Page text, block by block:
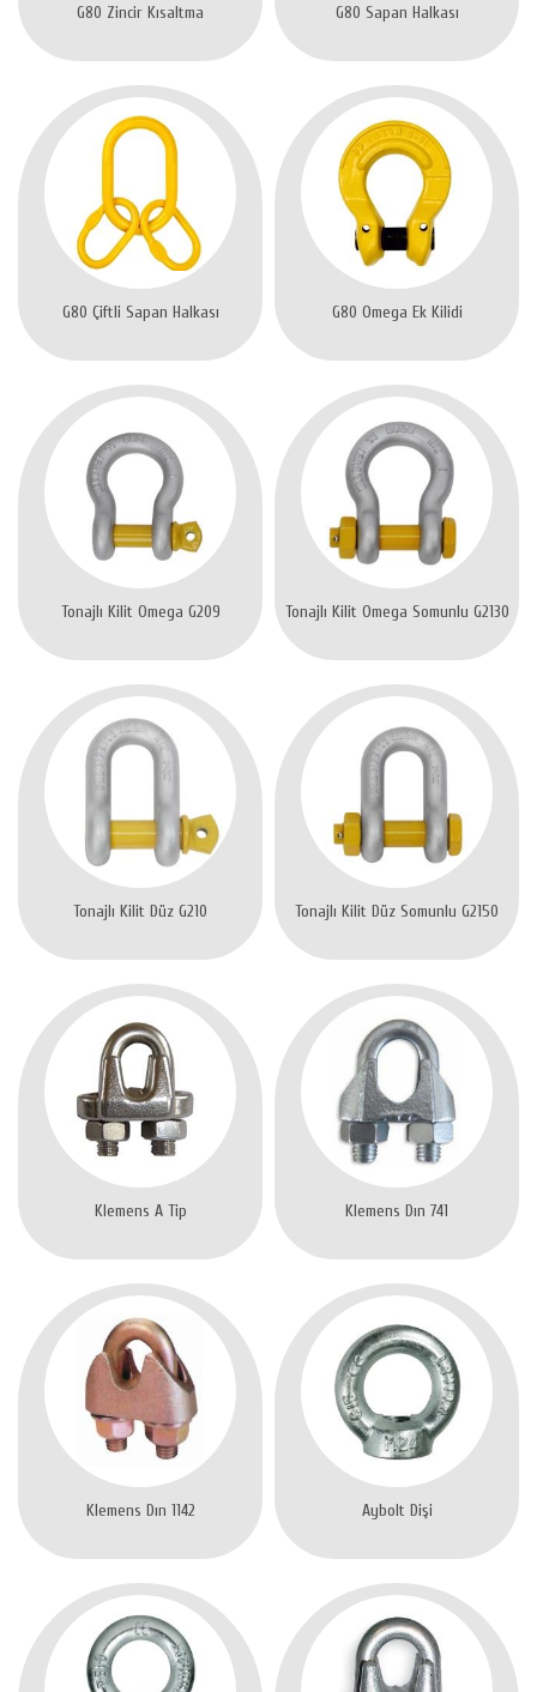
G80 Zincir Kısaltma G80 Sapan Halkası
G80 Çiftli Sapan Halkası G80 Omega Ek Kilidi
Tonajlı Kilit Omega G209 Tonajlı Kilit Omega Somunlu G2130
Tonajlı Kilit Düz G210 Tonajlı Kilit Düz Somunlu G2150
Klemens A Tip Klemens Dın 741
Klemens Dın 1142 Aybolt Dişi